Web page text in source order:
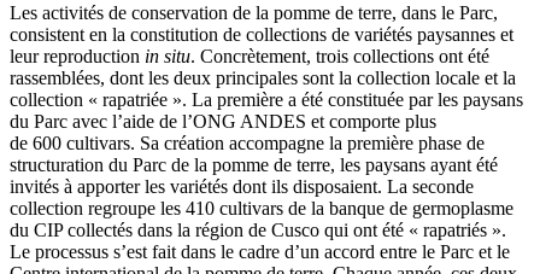
Les activités de conservation de la pomme de terre, dans le Parc,
consistent en la constitution de collections de variétés paysannes et
leur reproduction in situ. Concrètement, trois collections ont été
rassemblées, dont les deux principales sont la collection locale et la
collection « rapatriée ». La première a été constituée par les paysans
du Parc avec l’aide de l’ONG ANDES et comporte plus
de 600 cultivars. Sa création accompagne la première phase de
structuration du Parc de la pomme de terre, les paysans ayant été
invités à apporter les variétés dont ils disposaient. La seconde
collection regroupe les 410 cultivars de la banque de germoplasme
du CIP collectés dans la région de Cusco qui ont été « rapatriés ».
Le processus s’est fait dans le cadre d’un accord entre le Parc et le